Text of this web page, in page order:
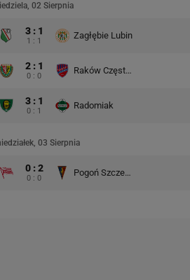
02 Sierpnia
3 : 1
1 : 1
Zagłębie Lubin
2 : 1
0 : 0
Raków Częstochowa
3 : 1
0 : 1
Radomiak
03 Sierpnia
0 : 2
0 : 0
Pogoń Szczecin